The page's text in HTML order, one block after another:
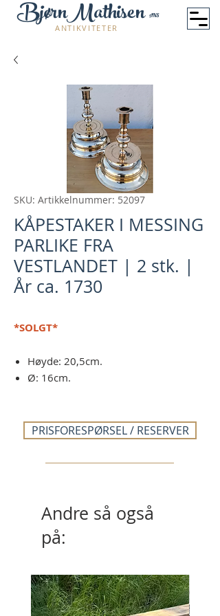
BjørnMathisen
ANTIKVITETER
ANS
SKU: Artikkelnummer: 52097
KÅPESTAKER I MESSING
PARLIKE FRA
VESTLANDET | 2 stk. |
År ca. 1730
*SOLGT*
Høyde: 20,5cm.
Ø: 16cm.
PRISFORESPØRSEL / RESERVER
Andre så også
på: